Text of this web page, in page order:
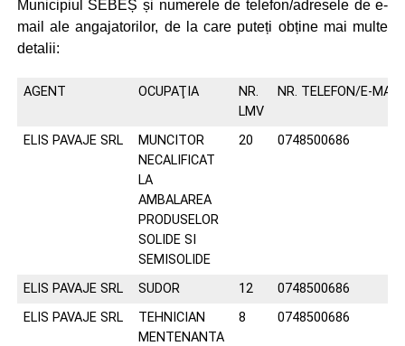
Municipiul SEBEȘ și numerele de telefon/adresele de e-
mail ale angajatorilor, de la care puteți obține mai multe
detalii:
AGENT OCUPAŢIA
NR.
LMV
NR. TELEFON/E-MAIL
ELIS PAVAJE SRL
MUNCITOR
NECALIFICAT
LA
AMBALAREA
PRODUSELOR
SOLIDE SI
SEMISOLIDE
20 0748500686
ELIS PAVAJE SRL SUDOR 12
0748500686
ELIS PAVAJE SRL
TEHNICIAN
MENTENANTA
8 0748500686